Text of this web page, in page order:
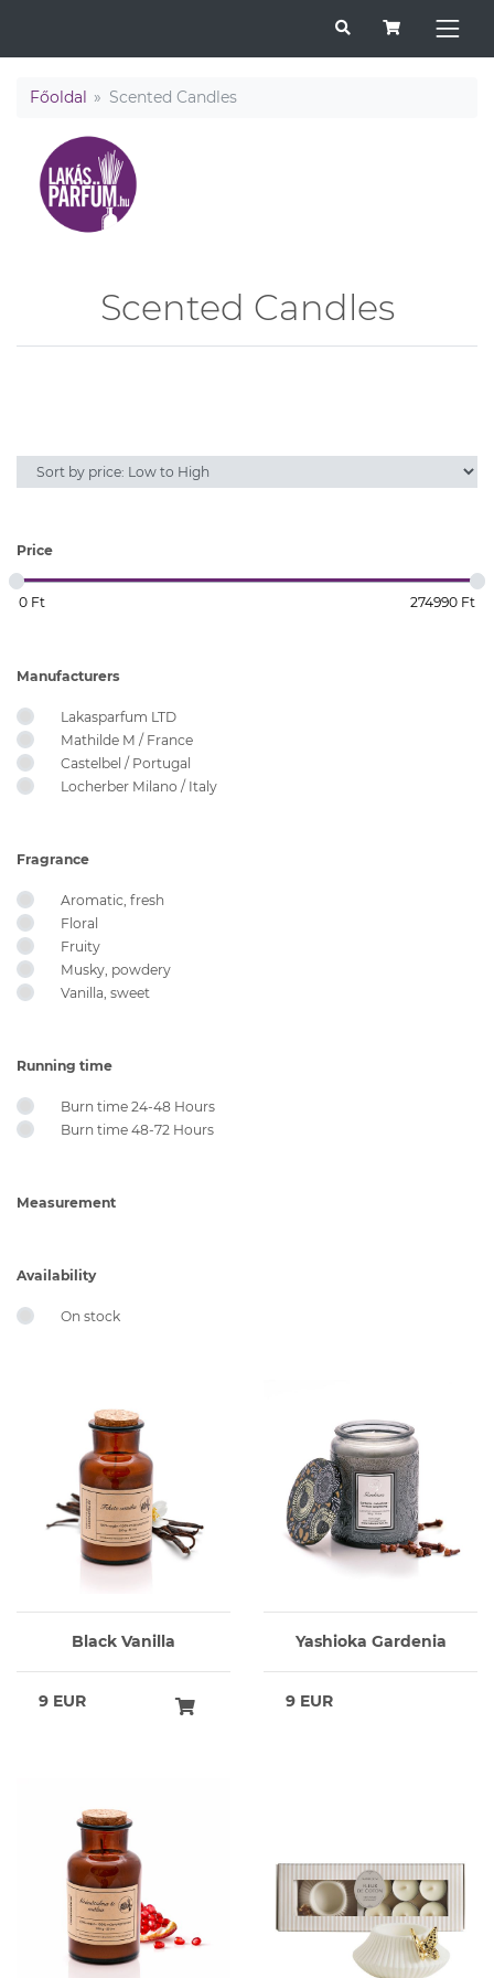
Főoldal Scented Candles
Scented Candles
Price
Manufacturers
Lakasparfum LTD
Mathilde M / France
Castelbel / Portugal
Locherber Milano / Italy
Fragrance
Aromatic, fresh
Floral
Fruity
Musky, powdery
Vanilla, sweet
Running time
Burn time 24-48 Hours
Burn time 48-72 Hours
Measurement
Availability
On stock
Black Vanilla
9 EUR
Yashioka Gardenia
9 EUR